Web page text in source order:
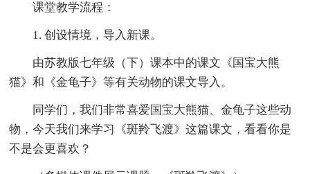
课堂教学流程：
1. 创设情境，导入新课。
由苏教版七年级（下）课本中的课文《国宝大熊
猫》和《金龟子》等有关动物的课文导入。
同学们，我们非常喜爱国宝大熊猫、金龟子这些动
物，今天我们来学习《斑羚飞渡》这篇课文，看看你是
不是会更喜欢？